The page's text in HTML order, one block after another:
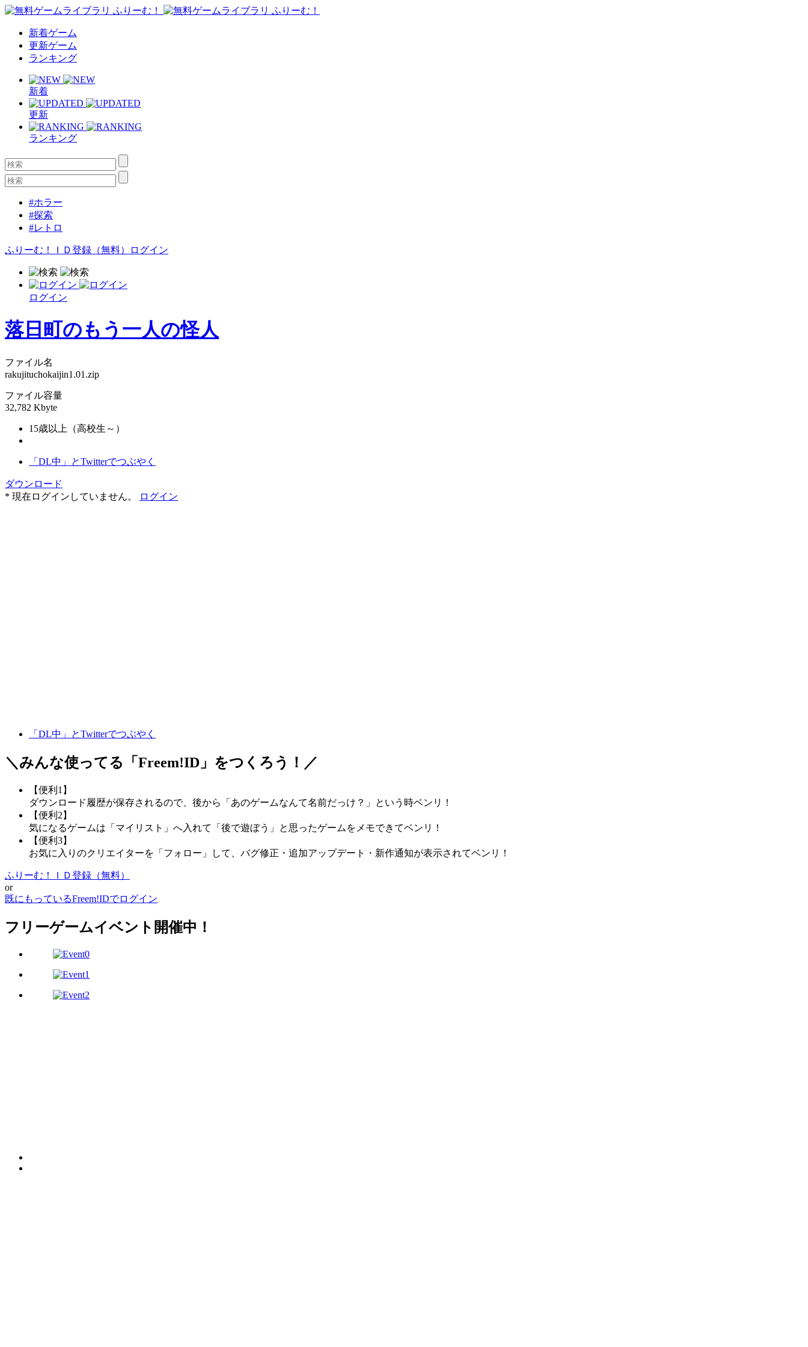
新着ゲーム
更新ゲーム
ランキング
新着
更新
ランキング
#ホラー
#探索
#レトロ
ふりーむ！ＩＤ登録（無料） ログイン
ログイン
落日町のもう一人の怪人
ファイル名
rakujituchokaijin1.01.zip
ファイル容量
32,782 Kbyte
15歳以上（高校生～）
「DL中」とTwitterでつぶやく
ダウンロード
* 現在ログインしていません。
ログイン
「DL中」とTwitterでつぶやく
＼みんな使ってる「 Freem!ID 」をつくろう！／
【便利1】
ダウンロード履歴が保存されるので、後から「あのゲームなんて名前だっけ？」という時ベンリ！
【便利2】
気になるゲームは「マイリスト」へ入れて「後で遊ぼう」と思ったゲームをメモできてベンリ！
【便利3】
お気に入りのクリエイターを「フォロー」して、バグ修正・追加アップデート・新作通知が表示されてベンリ！
ふりーむ！ＩＤ登録（無料）
or
既にもっているFreem!IDでログイン
フリーゲームイベント開催中！